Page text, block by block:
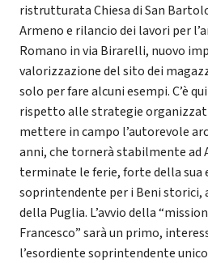
ristrutturata Chiesa di San
Armeno e rilancio dei lavori per
Romano in via Birarelli, nuovo
valorizzazione del sito dei
solo per fare alcuni esempi. C’è
rispetto alle strategie
mettere in campo l’autorevole
anni, che tornerà stabilmente ad
terminate le ferie, forte della sua
soprintendente per i Beni
della Puglia. L’avvio della
Francesco” sarà un primo,
l’esordiente soprintendente